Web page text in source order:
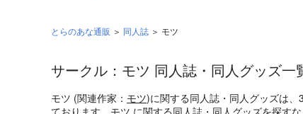
とらのあな通販 同人誌 モツ
サークル：モツ 同人誌・同人グッズ一
モツ (関連作家： モツ)に関する同人誌・同人グッズは
ております。モツ に関する同人誌・同人グッズを探す